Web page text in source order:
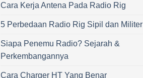
Cara Kerja Antena Pada Radio Rig
5 Perbedaan Radio Rig Sipil dan Militer
Siapa Penemu Radio? Sejarah &
Perkembangannya
Cara Charger HT Yang Benar